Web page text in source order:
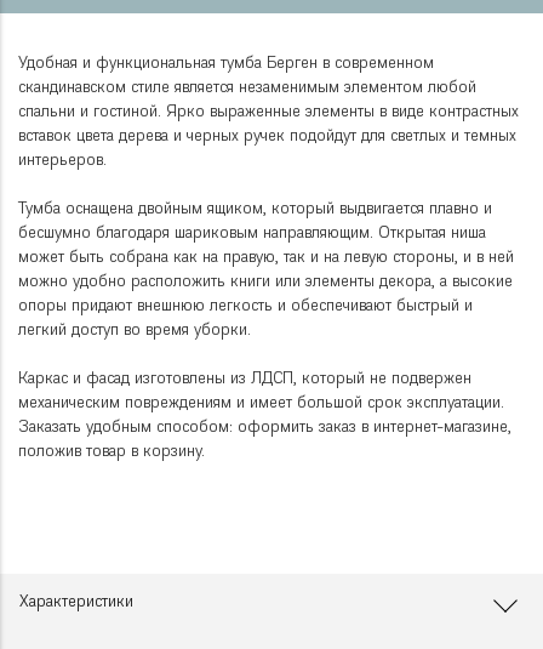
Удобная и функциональная тумба Берген в современном
скандинавском стиле является незаменимым элементом любой
спальни и гостиной. Ярко выраженные элементы в виде контрастных
вставок цвета дерева и черных ручек подойдут для светлых и темных
интерьеров.
Тумба оснащена двойным ящиком, который выдвигается плавно и
бесшумно благодаря шариковым направляющим. Открытая ниша
может быть собрана как на правую, так и на левую стороны, и в ней
можно удобно расположить книги или элементы декора, а высокие
опоры придают внешнюю легкость и обеспечивают быстрый и
легкий доступ во время уборки.
Каркас и фасад изготовлены из ЛДСП, который не подвержен
механическим повреждениям и имеет большой срок эксплуатации.
Заказать удобным способом: оформить заказ в интернет-магазине,
положив товар в корзину.
Характеристики